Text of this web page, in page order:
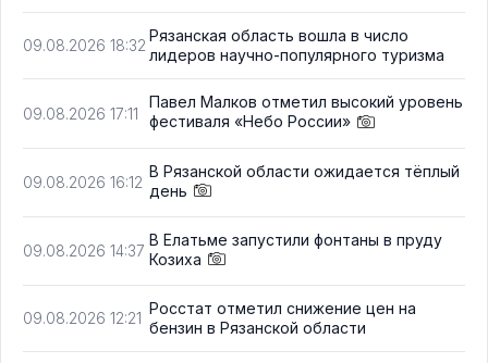
09.08.2026 18:32
Рязанская область вошла в число
лидеров научно-популярного туризма
09.08.2026 17:11
Павел Малков отметил высокий уровень
фестиваля «Небо России»
09.08.2026 16:12
В Рязанской области ожидается тёплый
день
09.08.2026 14:37
В Елатьме запустили фонтаны в пруду
Козиха
09.08.2026 12:21
Росстат отметил снижение цен на
бензин в Рязанской области